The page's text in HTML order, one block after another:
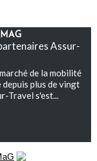
Assur-
de la mobilité
plus de vingt
Travel s'est...